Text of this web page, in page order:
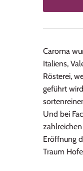
Caroma
Italiens,
Rösterei,
geführt
Und bei
Eröffnung
Traum